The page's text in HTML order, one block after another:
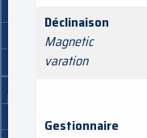
Déclinaison
Magnetic
varation
Gestionnaire